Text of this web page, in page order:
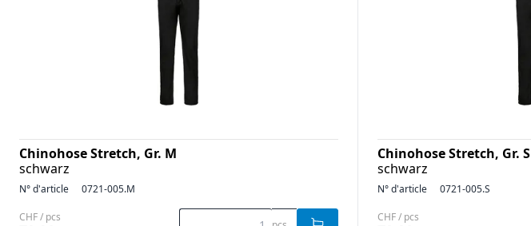
Chinohose Stretch, Gr. M
schwarz
N° d'article 0721-005.M
CHF / pcs
Chinohose Stretch, Gr. S
schwarz
N° d'article 0721-005.S
CHF / pcs